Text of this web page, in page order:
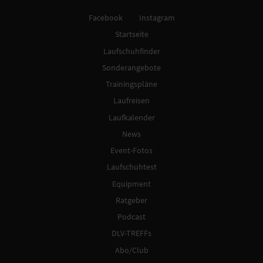
Facebook
Instagram
Startseite
Laufschuhfinder
Sonderangebote
Trainingspläne
Laufreisen
Laufkalender
News
Event-Fotos
Laufschuhtest
Equipment
Ratgeber
Podcast
DLV-TREFFs
Abo/Club